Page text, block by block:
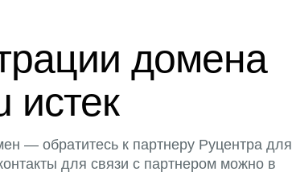
домена
истек
— обратитесь к партнеру Руцентра для
для связи с партнером можно в